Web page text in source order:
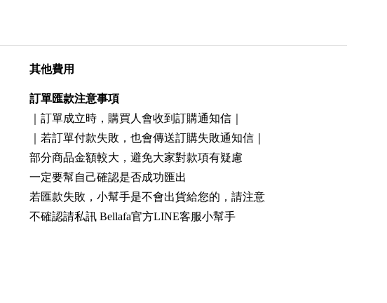
其他費用
訂單匯款注意事項
｜訂單成立時，購買人會收到訂購通知信｜
｜若訂單付款失敗，也會傳送訂購失敗通知信｜
部分商品金額較大，避免大家對款項有疑慮
一定要幫自己確認是否成功匯出
若匯款失敗，小幫手是不會出貨給您的，請注意
不確認請私訊Bellafa官方LINE客服小幫手